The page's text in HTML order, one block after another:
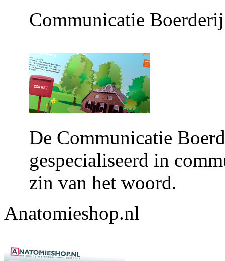
Communicatie Boerderij
De Communicatie
gespecialiseerd in
zin van het woord.
Anatomieshop.nl